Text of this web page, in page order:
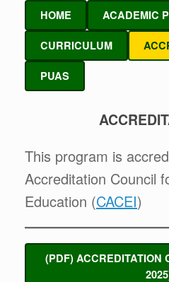
HOME ACADEMIC
CURRICULUM
PUAS
This program is
Accreditation Council
Education (CACEI)
(PDF) ACCREDITATION